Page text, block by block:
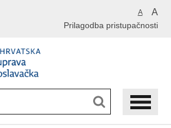
A A
Prilagodba pristupačnosti